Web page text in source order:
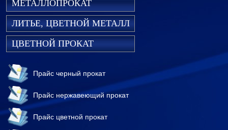
МЕТАЛЛОПРОКАТ
ЛИТЬЕ, ЦВЕТНОЙ МЕТАЛЛ
ЦВЕТНОЙ ПРОКАТ
Прайс черный прокат
Прайс нержавеющий прокат
Прайс цветной прокат